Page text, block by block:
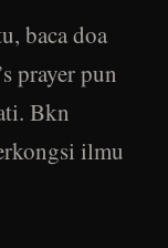
baca doa
prayer pun
Bkn
ilmu